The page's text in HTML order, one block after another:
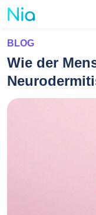
BLOG
Wie der